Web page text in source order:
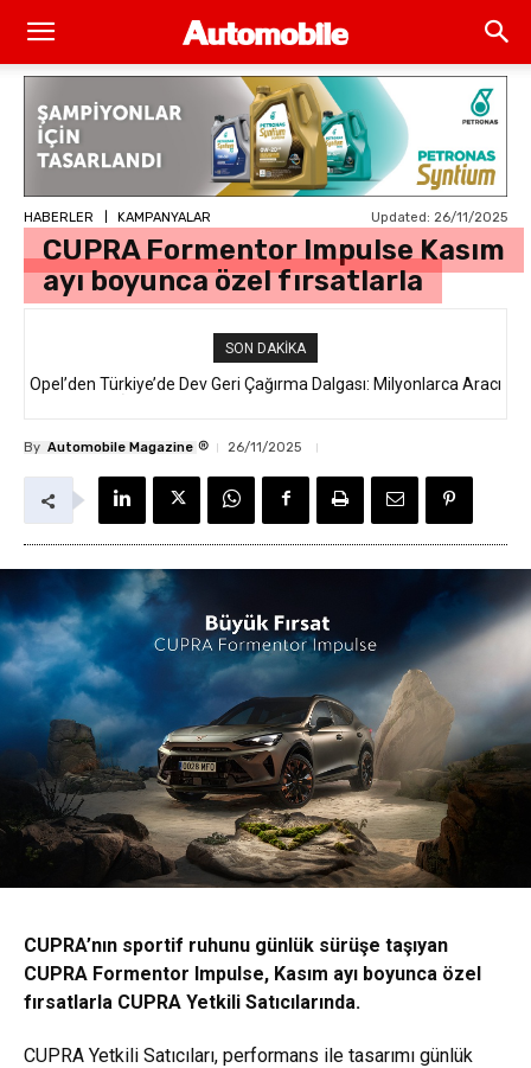
HABERLER KAMPANYALAR Updated: 26/11/2025
CUPRA Formentor Impulse Kasım
ayı boyunca özel fırsatlarla
SON DAKIKA
Opel’den Türkiye’de Dev Geri Çağırma Dalgası: Milyonlarca Aracı
By Automobile Magazine ® 26/11/2025
CUPRA’nın sportif ruhunu günlük sürüşe taşıyan
CUPRA Formentor Impulse, Kasım ayı boyunca özel
fırsatlarla CUPRA Yetkili Satıcılarında.
CUPRA Yetkili Satıcıları, performans ile tasarımı günlük